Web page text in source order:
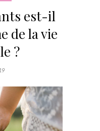
est-il
de la vie
?